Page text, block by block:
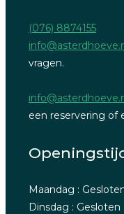
(076) 8874155
vragen.
een reservering of
Maandag :
Dinsdag : Gesloten